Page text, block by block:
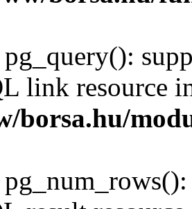
pg_query():
link resource
borsa.hu/